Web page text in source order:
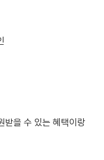
받을 수 있는 혜택이랑